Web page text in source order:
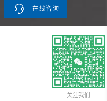
在线咨询
关注我们